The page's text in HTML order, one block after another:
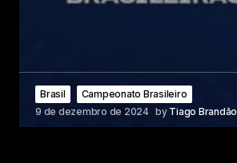
Brasil
Campeonato Brasileiro
9 de dezembro de 2024 by Tiago Brandão